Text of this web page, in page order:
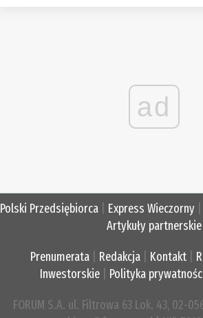
ad
Polski Przedsiębiorca Express Wieczorny
Artykuły partnerskie
Prenumerata Redakcja Kontakt
Inwestorskie| Polityka
FORUM S.A. ul. Filtrowa 63 Lok. 43, 02-